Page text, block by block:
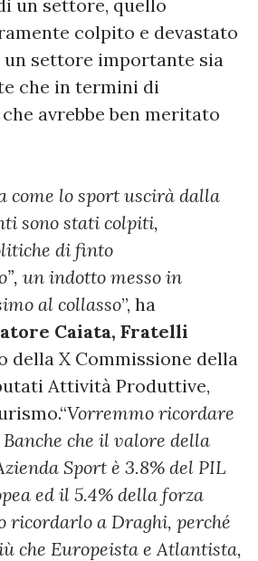
un settore, quello
colpito e devastato
un settore importante sia
che in termini di
avrebbe ben meritato
come lo sport uscirà dalla
sono stati colpiti,
di finto
un indotto messo in
al collasso”, ha
Caiata, Fratelli
della X Commissione della
Attività Produttive,
Vorremmo ricordare
che il valore della
Sport è 3.8% del PIL
ed il 5.4% della forza
ricordarlo a Draghi, perché
che Europeista e Atlantista,